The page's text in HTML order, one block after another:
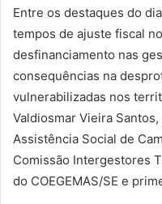
Entre os destaques do
tempos de ajuste fiscal
desfinanciamento nas
consequências na
vulnerabilizadas nos
Valdiosmar Vieira
Assistência Social de
Comissão Intergestores
do COEGEMAS/SE e